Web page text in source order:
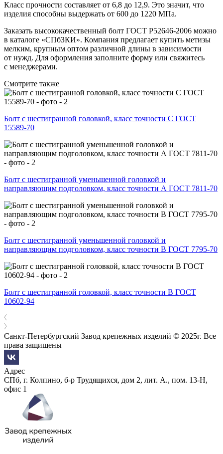
Класс прочности составляет от 6,8 до 12,9. Это значит, что
изделия способны выдержать от 600 до 1220 МПа.
Заказать высококачественный болт ГОСТ Р52646-2006 можно
в каталоге «СПбЗКИ». Компания предлагает купить метизы
мелким, крупным оптом различной длины в зависимости
от нужд. Для оформления заполните форму или свяжитесь
с менеджерами.
Смотрите также
Болт с шестигранной головкой, класс точности С ГОСТ
15589-70
Болт с шестигранной уменьшенной головкой и
направляющим подголовком, класс точности А ГОСТ 7811-70
Болт с шестигранной уменьшенной головкой и
направляющим подголовком, класс точности В ГОСТ 7795-70
Болт с шестигранной головкой, класс точности В ГОСТ
10602-94
Санкт-Петербургский Завод крепежных изделий © 2025г. Все
права защищены
Адрес
СПб, г. Колпино, б-р Трудящихся, дом 2, лит. А., пом. 13-Н,
офис 1